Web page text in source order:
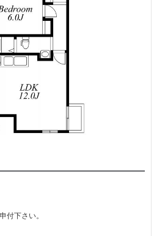
付下さい。